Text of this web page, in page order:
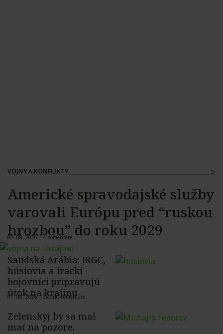
VOJNY A KONFLIKTY
Americké spravodajské služby
varovali Európu pred “ruskou
hrozbou” do roku 2029
07. 08. 2026 |4 komentáre
Saudská Arábia: IRGC,
húsíovia a irackí
bojovníci pripravujú
útok na krajinu
07. 08. 2026 | Žiadne komentáre
Zelenskyj by sa mal
mať na pozore.